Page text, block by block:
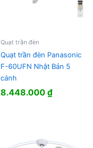
Quạt trần đèn
Quạt trần đèn Panasonic
F-60UFN Nhật Bản 5
cánh
8.448.000₫